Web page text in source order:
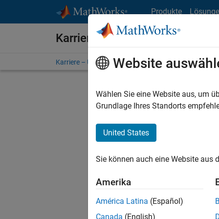
Produkte
Karriere bei MathWorks
Karriere – Übersicht Stellensuche
FILTER:
Stellen
Es
Region
Website
Wählen Sie eine Website aus, um
Grundlage Ihres Standorts
United States
Sie können auch eine Website aus
Amerika
América Latina (Español)
Canada (English)